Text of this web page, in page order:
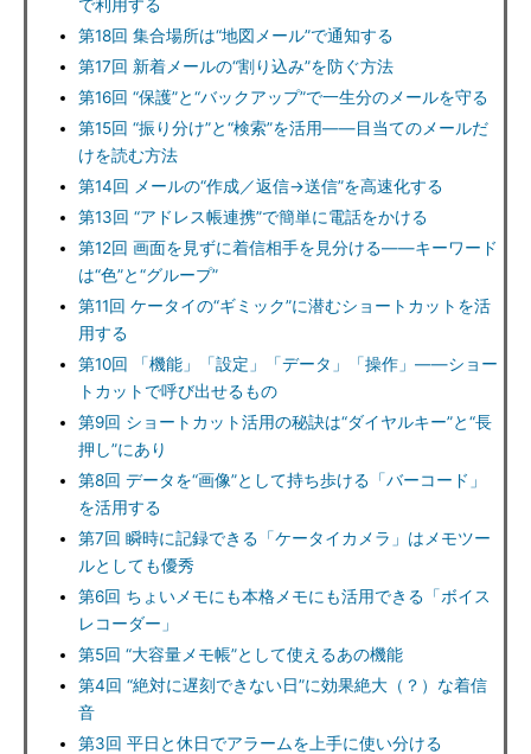
で利用する
第18回 集合場所は“地図メール”で通知する
第17回 新着メールの“割り込み”を防ぐ方法
第16回 “保護”と“バックアップ”で一生分のメールを守る
第15回 “振り分け”と“検索”を活用――目当てのメールだ
けを読む方法
第14回 メールの“作成／返信→送信”を高速化する
第13回 “アドレス帳連携”で簡単に電話をかける
第12回 画面を見ずに着信相手を見分ける――キーワード
は“色”と“グループ”
第11回 ケータイの“ギミック”に潜むショートカットを活
用する
第10回 「機能」「設定」「データ」「操作」――ショー
トカットで呼び出せるもの
第9回 ショートカット活用の秘訣は“ダイヤルキー”と“長
押し”にあり
第8回 データを“画像”として持ち歩ける「バーコード」
を活用する
第7回 瞬時に記録できる「ケータイカメラ」はメモツー
ルとしても優秀
第6回 ちょいメモにも本格メモにも活用できる「ボイス
レコーダー」
第5回 “大容量メモ帳”として使えるあの機能
第4回 “絶対に遅刻できない日”に効果絶大（？）な着信
音
第3回 平日と休日でアラームを上手に使い分ける